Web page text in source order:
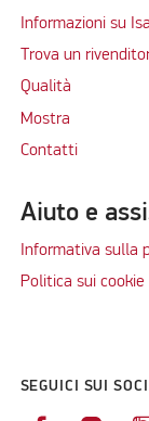
Informazioni su
Trova un
Qualità
Mostra
Contatti
Aiuto e
Informativa sulla
Politica sui cookie
SEGUICI SUI